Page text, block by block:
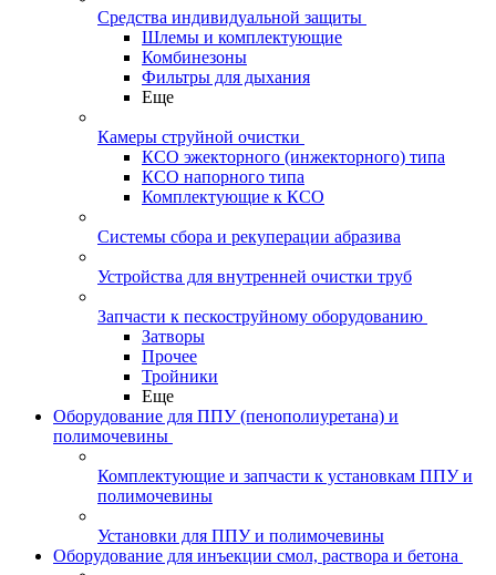
Средства индивидуальной защиты
Шлемы и комплектующие
Комбинезоны
Фильтры для дыхания
Еще
Камеры струйной очистки
КСО эжекторного (инжекторного) типа
КСО напорного типа
Комплектующие к КСО
Системы сбора и рекуперации абразива
Устройства для внутренней очистки труб
Запчасти к пескоструйному оборудованию
Затворы
Прочее
Тройники
Еще
Оборудование для ППУ (пенополиуретана) и
полимочевины
Комплектующие и запчасти к установкам ППУ и
полимочевины
Установки для ППУ и полимочевины
Оборудование для инъекции смол, раствора и бетона